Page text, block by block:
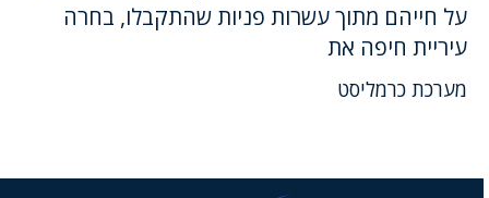
על חייהם מתוך עשרות פניות שהתקבלו, בחרה
עיריית חיפה את
מערכת כרמליסט